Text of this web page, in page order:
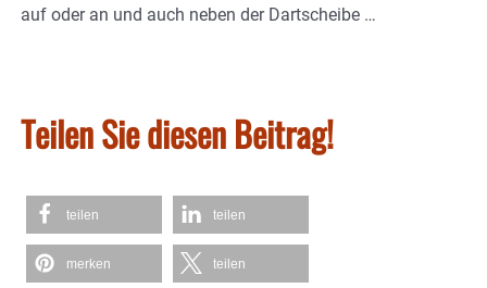
auf oder an und auch neben der Dartscheibe …
Teilen Sie diesen Beitrag!
teilen teilen
merken teilen